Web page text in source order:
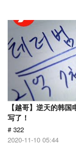
【越哥】逆天的韩
写了！
# 322
2020-11-10 05:44